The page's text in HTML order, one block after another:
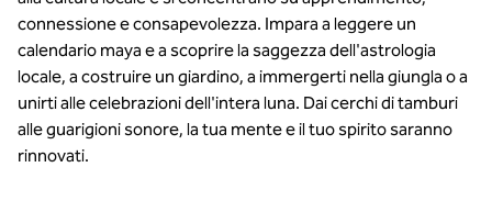
connessione e consapevolezza. Impara a leggere un
calendario maya e a scoprire la saggezza dell'astrologia
locale, a costruire un giardino, a immergerti nella giungla o a
unirti alle celebrazioni dell'intera luna. Dai cerchi di tamburi
alle guarigioni sonore, la tua mente e il tuo spirito saranno
rinnovati.